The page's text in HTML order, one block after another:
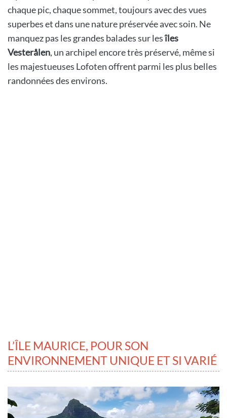
chaque pic, chaque sommet, toujours avec des vues
superbes et dans une nature préservée avec soin. Ne
manquez pas les grandes balades sur lesîles
Vesterålen, un archipel encore très préservé, même si
les majestueuses Lofoten offrent parmi les plus belles
randonnées des environs.
L’ÎLE MAURICE, POUR SON
ENVIRONNEMENT UNIQUE ET SI VARIÉ